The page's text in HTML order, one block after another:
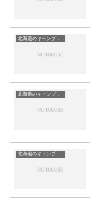
北海道のキャンプ場一覧
北海道のキャンプ場一覧
北海道のキャンプ場一覧